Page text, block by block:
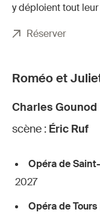
y déploient tout
Réserver
Roméo et
Charles Gounod
scène : Éric Ruf
Opéra de
2027
Opéra de Tours